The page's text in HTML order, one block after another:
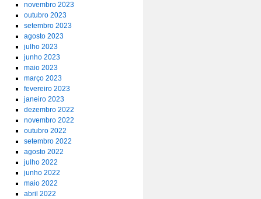
novembro 2023
outubro 2023
setembro 2023
agosto 2023
julho 2023
junho 2023
maio 2023
março 2023
fevereiro 2023
janeiro 2023
dezembro 2022
novembro 2022
outubro 2022
setembro 2022
agosto 2022
julho 2022
junho 2022
maio 2022
abril 2022